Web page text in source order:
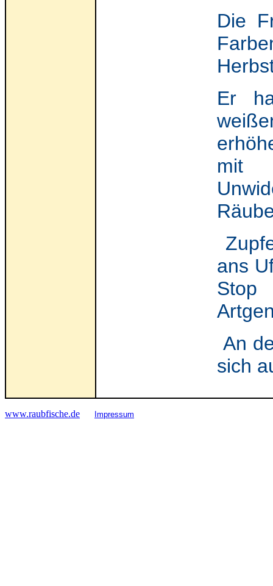
Die
Er
mit
ans
Stop
An
sich
www.raubfische.de Impressum